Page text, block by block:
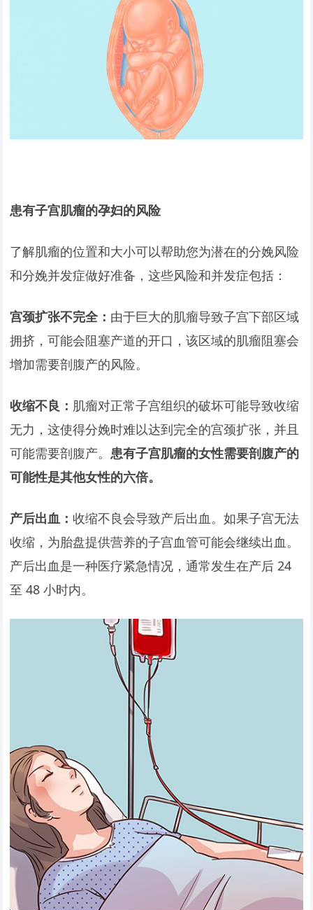
患有子宫肌瘤的孕妇的风险
了解肌瘤的位置和大小可以帮助您为潜在的分娩风险
和分娩并发症做好准备，这些风险和并发症包括：
宫颈扩张不完全： 由于巨大的肌瘤导致子宫下部区域
拥挤，可能会阻塞产道的开口，该区域的肌瘤阻塞会
增加需要剖腹产的风险。
收缩不良： 肌瘤对正常子宫组织的破坏可能导致收缩
无力，这使得分娩时难以达到完全的宫颈扩张，并且
可能需要剖腹产。 患有子宫肌瘤的女性需要剖腹产的
可能性是其他女性的六倍。
产后出血：收缩不良会导致产后出血。如果子宫无法
收缩，为胎盘提供营养的子宫血管可能会继续出血。
产后出血是一种医疗紧急情况，通常发生在产后 24
至 48 小时内。